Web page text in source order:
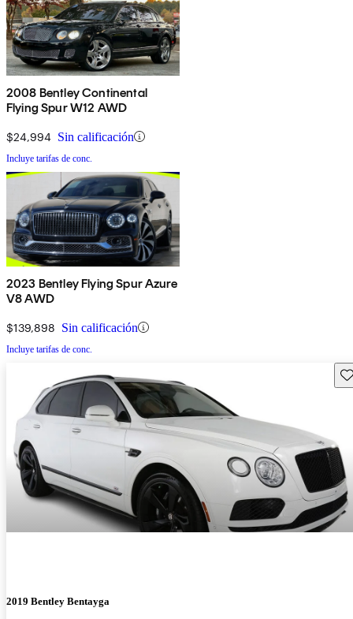
2008 Bentley Continental
Flying Spur W12 AWD
$24,994 Sin calificación
Incluye tarifas de conc.
2023 Bentley Flying Spur Azure
V8 AWD
$139,898 Sin calificación
Incluye tarifas de conc.
2019 Bentley Bentayga